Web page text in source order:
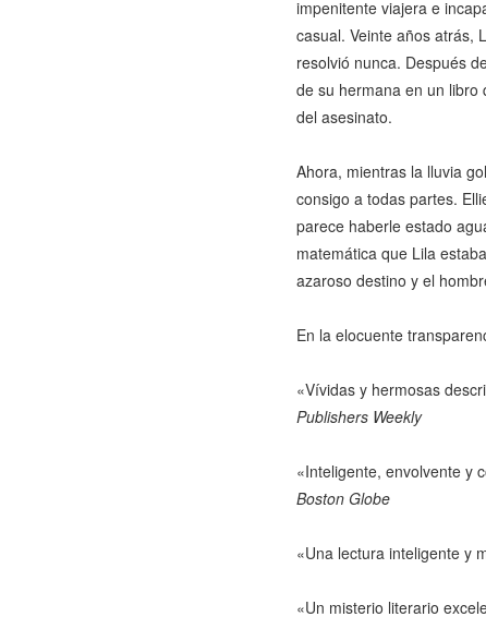
impenitente viajera e
casual. Veinte años atrás,
resolvió nunca. Después
de su hermana en un libro
del asesinato.
Ahora, mientras la lluvia
consigo a todas partes.
parece haberle estado
matemática que Lila
azaroso destino y el
En la elocuente
«Vívidas y hermosas
Publishers Weekly
«Inteligente, envolvente y
Boston Globe
«Una lectura inteligente y
«Un misterio literario